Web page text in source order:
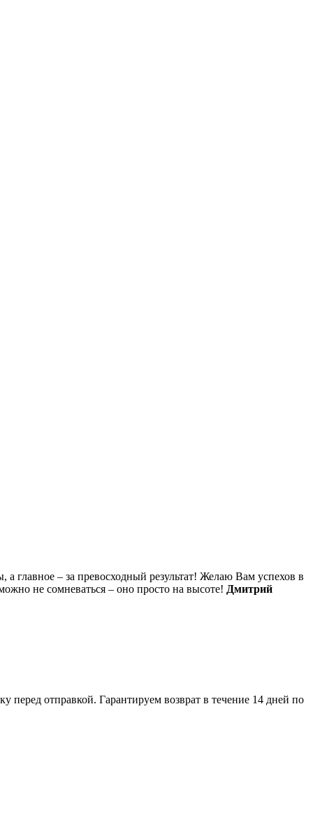
главное – за превосходный результат! Желаю Вам успехов в
не сомневаться – оно просто на высоте! Дмитрий
отправкой. Гарантируем возврат в течение 14 дней по